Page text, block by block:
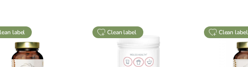
clean label clean label clean label